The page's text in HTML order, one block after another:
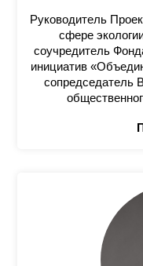
Руководитель
сфере
соучредитель
инициатив
сопредседатель